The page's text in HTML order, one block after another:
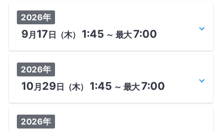
2026年
9月 17 日 （木） 1:45 ～ 最大7:00
2026年
10月 29 日 （木） 1:45 ～ 最大7:00
2026年